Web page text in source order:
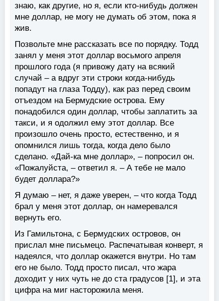
знаю, как другие, но я, если кто-нибудь должен
мне доллар, не могу не думать об этом, пока я
жив.
Позвольте мне рассказать все по порядку. Тодд
занял у меня этот доллар восьмого апреля
прошлого года (я привожу дату на всякий
случай – а вдруг эти строки когда-нибудь
попадут на глаза Тодду), как раз перед своим
отъездом на Бермудские острова. Ему
понадобился один доллар, чтобы заплатить за
такси, и я одолжил ему этот доллар. Все
произошло очень просто, естественно, и я
опомнился лишь тогда, когда дело было
сделано. «Дай-ка мне доллар», – попросил он.
«Пожалуйста, – ответил я. – А тебе не мало
будет доллара?»
Я думаю – нет, я даже уверен, – что когда Тодд
брал у меня этот доллар, он намеревался
вернуть его.
Из Гамильтона, с Бермудских островов, он
прислал мне письмецо. Распечатывая конверт, я
надеялся, что доллар окажется внутри. Но там
его не было. Тодд просто писал, что жара
доходит у них чуть не до ста градусов [1], и эта
цифра на миг насторожила меня.